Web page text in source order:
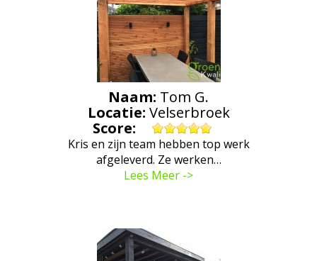
Naam: Tom G.
Locatie: Velserbroek
Score:
Kris en zijn team hebben top werk
afgeleverd. Ze werken…
Lees Meer ->